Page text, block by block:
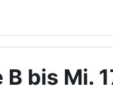
bis Mi.